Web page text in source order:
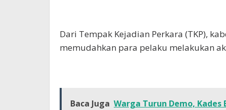
Dari Tempak Kejadian Perkara (TKP),
memudahkan para pelaku melakukan
Baca Juga Warga Turun Demo,